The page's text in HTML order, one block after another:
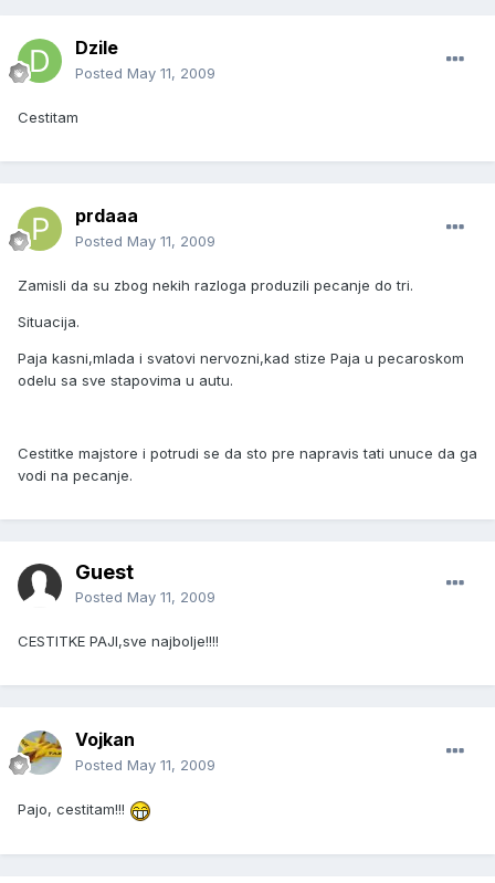
Dzile
Posted May 11, 2009
Cestitam
prdaaa
Posted May 11, 2009
Zamisli da su zbog nekih razloga produzili pecanje do tri.
Situacija.
Paja kasni,mlada i svatovi nervozni,kad stize Paja u pecaroskom
odelu sa sve stapovima u autu.
Cestitke majstore i potrudi se da sto pre napravis tati unuce da ga
vodi na pecanje.
Guest
Posted May 11, 2009
CESTITKE PAJI,sve najbolje!!!!
Vojkan
Posted May 11, 2009
Pajo, cestitam!!!